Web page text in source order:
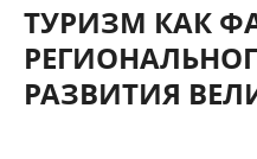
ТУРИЗМ КАК
РАЗВИТИЯ